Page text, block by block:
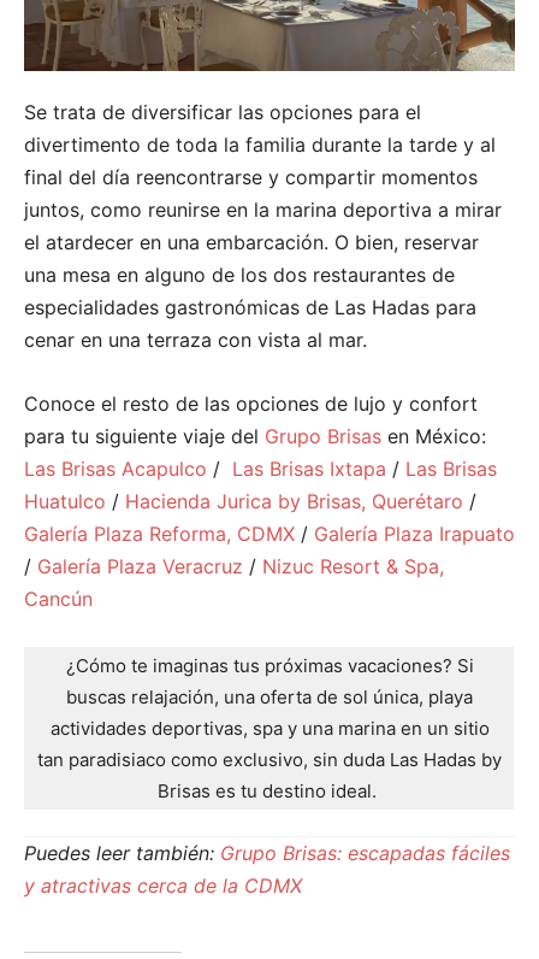
Se trata de diversificar las opciones para el
divertimento de toda la familia durante la tarde y al
final del día reencontrarse y compartir momentos
juntos, como reunirse en la marina deportiva a mirar
el atardecer en una embarcación. O bien, reservar
una mesa en alguno de los dos restaurantes de
especialidades gastronómicas de Las Hadas para
cenar en una terraza con vista al mar.
Conoce el resto de las opciones de lujo y confort
para tu siguiente viaje del Grupo Brisas en México:
Las Brisas Acapulco / Las Brisas Ixtapa / Las Brisas
Huatulco / Hacienda Jurica by Brisas, Querétaro /
Galería Plaza Reforma, CDMX / Galería Plaza Irapuato
/ Galería Plaza Veracruz / Nizuc Resort & Spa,
Cancún
¿Cómo te imaginas tus próximas vacaciones? Si
buscas relajación, una oferta de sol única, playa
actividades deportivas, spa y una marina en un sitio
tan paradisiaco como exclusivo, sin duda Las Hadas by
Brisas es tu destino ideal.
Puedes leer también: Grupo Brisas: escapadas fáciles
y atractivas cerca de la CDMX